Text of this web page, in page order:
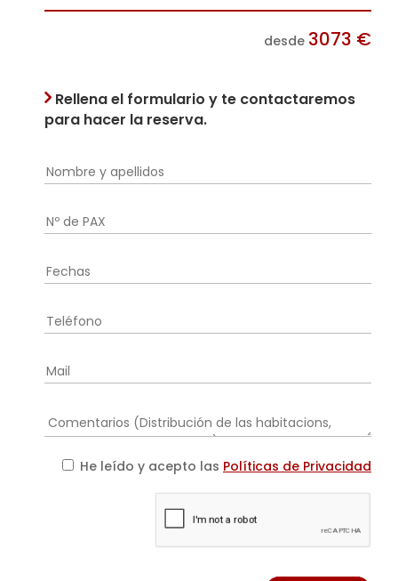
desde 3073 €
Rellena el formulario y te contactaremos
para hacer la reserva.
He leído y acepto las Políticas de Privacidad